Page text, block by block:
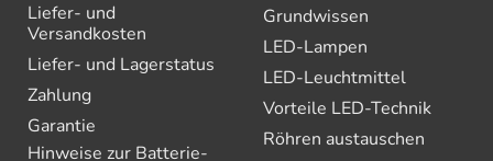
Liefer- und
Versandkosten
Liefer- und Lagerstatus
Zahlung
Garantie
Hinweise zur Batterie­
Grundwissen
LED-Lampen
LED-Leuchtmittel
Vorteile LED-Technik
Röhren austauschen